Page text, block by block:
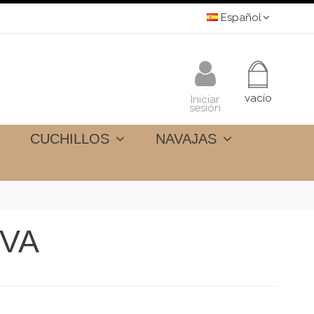
Español
vacío
Iniciar
sesión
CUCHILLOS NAVAJAS